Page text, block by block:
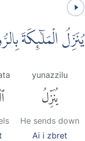
يُنَزِّلُ الْمَلٰۤىِٕكَةَ
yunazzilu
يُنَزِّلُ
He sends down
Ai i zbret